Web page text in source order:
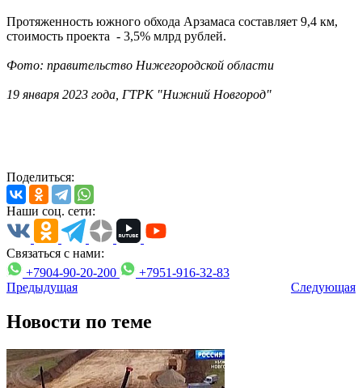
Протяженность южного обхода Арзамаса составляет 9,4 км,
стоимость проекта - 3,5% млрд рублей.
Фото: правительство Нижегородской области
19 января 2023 года, ГТРК "Нижний Новгород"
Поделиться:
Наши соц. сети:
Связаться с нами:
+7904-90-20-200
+7951-916-32-83
Предыдущая
Следующая
Новости по теме